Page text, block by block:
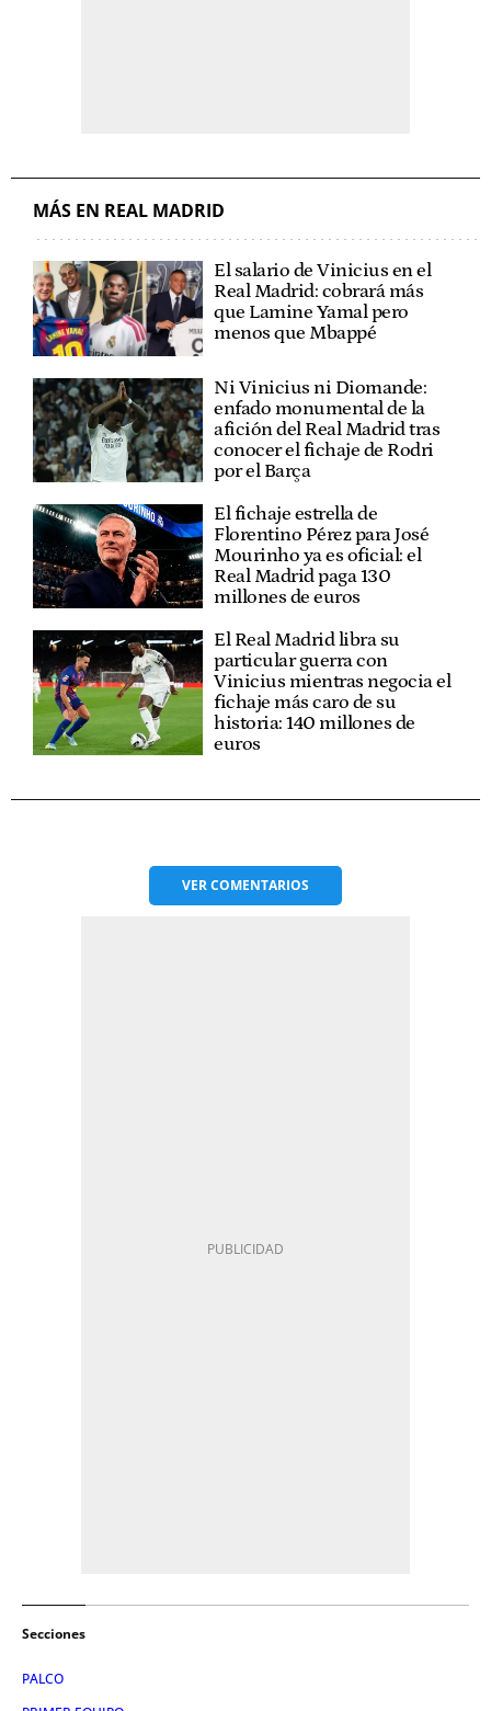
MÁS EN REAL MADRID
El salario de Vinicius en el
Real Madrid: cobrará más
que Lamine Yamal pero
menos que Mbappé
Ni Vinicius ni Diomande:
enfado monumental de la
afición del Real Madrid tras
conocer el fichaje de Rodri
por el Barça
El fichaje estrella de
Florentino Pérez para José
Mourinho ya es oficial: el
Real Madrid paga 130
millones de euros
El Real Madrid libra su
particular guerra con
Vinicius mientras negocia el
fichaje más caro de su
historia: 140 millones de
euros
VERCOMENTARIOS
Secciones
PALCO